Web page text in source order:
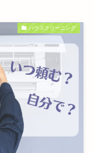
ハウスクリーニング